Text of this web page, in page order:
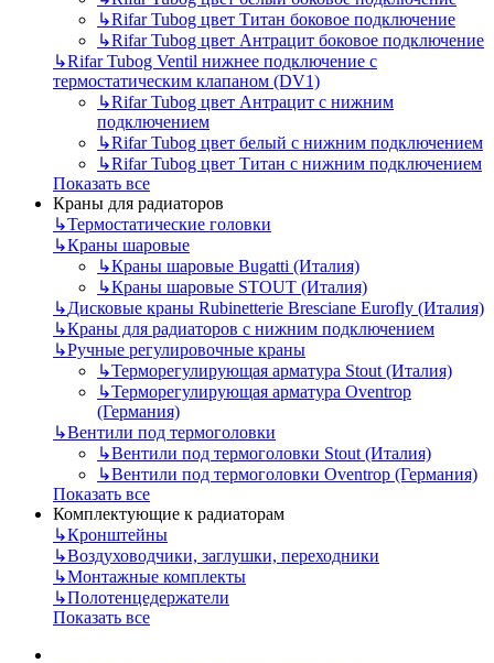
↳Rifar Tubog цвет Титан боковое подключение
↳Rifar Tubog цвет Антрацит боковое подключение
↳Rifar Tubog Ventil нижнее подключение с
термостатическим клапаном (DV1)
↳Rifar Tubog цвет Антрацит с нижним
подключением
↳Rifar Tubog цвет белый с нижним подключением
↳Rifar Tubog цвет Титан с нижним подключением
Показать все
Краны для радиаторов
↳Термостатические головки
↳Краны шаровые
↳Краны шаровые Bugatti (Италия)
↳Краны шаровые STOUT (Италия)
↳Дисковые краны Rubinetterie Bresciane Eurofly (Италия)
↳Краны для радиаторов с нижним подключением
↳Ручные регулировочные краны
↳Терморегулирующая арматура Stout (Италия)
↳Терморегулирующая арматура Oventrop
(Германия)
↳Вентили под термоголовки
↳Вентили под термоголовки Stout (Италия)
↳Вентили под термоголовки Oventrop (Германия)
Показать все
Комплектующие к радиаторам
↳Кронштейны
↳Воздуховодчики, заглушки, переходники
↳Монтажные комплекты
↳Полотенцедержатели
Показать все